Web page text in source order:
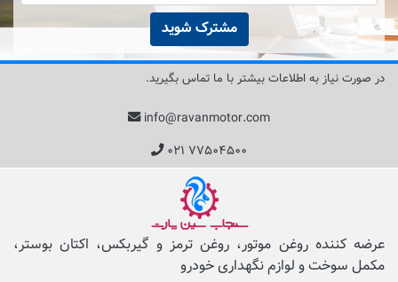
مشترک شوید
در صورت نیاز به اطلاعات بیشتر با ما تماس بگیرید.
info@ravanmotor.com
۰۲۱ ۷۷۵۰۴۵۰۰
عرضه کننده روغن موتور، روغن ترمز و گیربکس، اکتان بوستر،
مکمل‌ سوخت و لوازم نگهداری خودرو